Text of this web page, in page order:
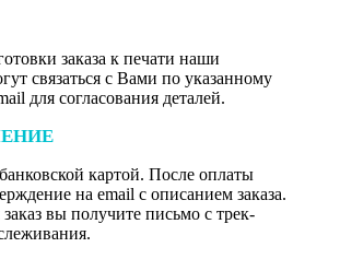
заказа к печати наши
связаться с Вами по указанному
для согласования деталей.
картой. После оплаты
на email с описанием заказа.
вы получите письмо с трек-